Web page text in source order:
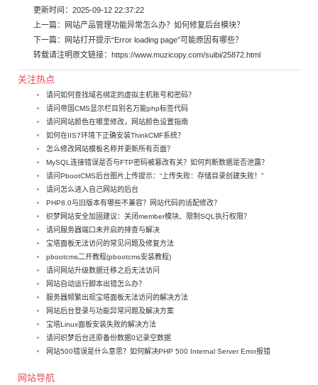
更新时间：2025-09-12 22:37:22
上一篇： 网站产品管理功能异常怎么办？如何修复后台模块？
下一篇： 网站打开提示“Error loading page”可能原因有哪些？
转载请注明原文链接： https://www.muzicopy.com/suibi/25872.html
关注热点
请问如何查找域名绑定的虚拟主机账号和密码？
请问帝国CMS显示栏目别名万能php标签代码
请问网站颜色在哪里修改，网站颜色设置指南
如何在IIS7环境下正确安装ThinkCMF系统？
怎么修改网站模板名称并更新所有页面？
MySQL连接错误是否与FTP密码被篡改有关？如何判断数据是否泄露？
请问PbootCMS后台图片上传提示：“上传失败：存储目录创建失败！”
请问怎么进入自己网站的后台
PHP8.0与旧版本有哪些不兼容？网站代码的适配修改？
织梦网站安全加固建议：关闭member模块、限制SQL执行权限？
请问服务器端口未开启的排查与解决
宝塔面板无法访问的常见问题及修复方法
pbootcms二开教程(pbootcms安装教程)
请问网站升级数据迁移之后无法访问
网站自动运行脚本出错怎么办？
服务器频繁出现宝塔面板无法访问的解决方法
网站后台登录与功能异常问题及解决方案
宝塔Linux面板安装失败的解决方法
请问织梦后台还原备份数据0记录空数据
网站500错误是什么意思？如何解决PHP 500 Internal Server Error报错
网站导航